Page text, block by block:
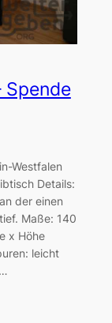
Spende
Westfalen
Details:
der einen
Maße: 140
x Höhe
leicht